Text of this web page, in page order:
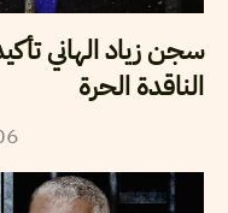
سجن زياد الهاني
الناقدة الحرة